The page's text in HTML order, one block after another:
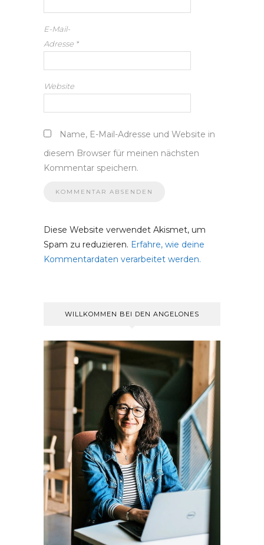
E-Mail-
Adresse *
Website
Name, E-Mail-Adresse und Website in
diesem Browser für meinen nächsten
Kommentar speichern.
Diese Website verwendet Akismet, um
Spam zu reduzieren. Erfahre, wie deine
Kommentardaten verarbeitet werden.
WILLKOMMEN BEI DEN ANGELONES